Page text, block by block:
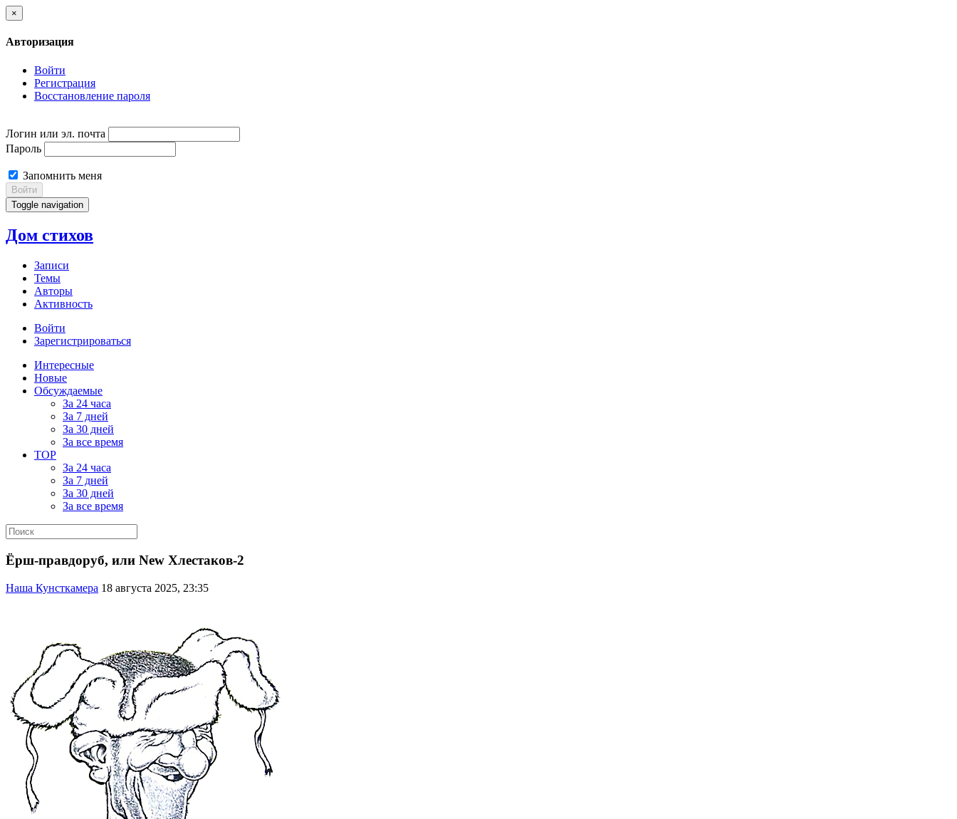
×
Авторизация
Войти
Регистрация
Восстановление пароля
Логин или эл. почта
Пароль
Запомнить меня
Войти
Toggle navigation
Дом стихов
Записи
Темы
Авторы
Активность
Войти
Зарегистрироваться
Интересные
Новые
Обсуждаемые
За 24 часа
За 7 дней
За 30 дней
За все время
TOP
За 24 часа
За 7 дней
За 30 дней
За все время
Ёрш-правдоруб, или New Хлестаков-2
Наша Кунсткамера 18 августа 2025, 23:35